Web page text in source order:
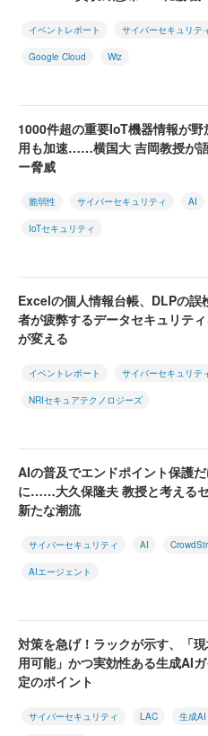
イベントレポート サイバーセキュリテ
Google Cloud Wiz
1000件超の重要IoT機器情報が野
用も加速……横国大 吉岡教授が
ー脅威
脆弱性 サイバーセキュリティ AI
IoTセキュリティ
Excelの個人情報台帳、DLPの
者が疲弊するデータセキュリティ
が変える
イベントレポート サイバーセキュリテ
NRIセキュアテクノロジーズ
AIの普及でエンドポイント保護
に……大久保隆夫 教授と考える
新たな潮流
サイバーセキュリティ AI
AIエージェント
対策を急げ！ラックが示す、「
用可能」かつ実効性ある生成AI
定のポイント
サイバーセキュリティ LAC 生成AI